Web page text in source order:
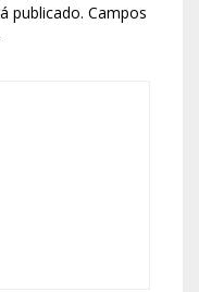
publicado. Campos